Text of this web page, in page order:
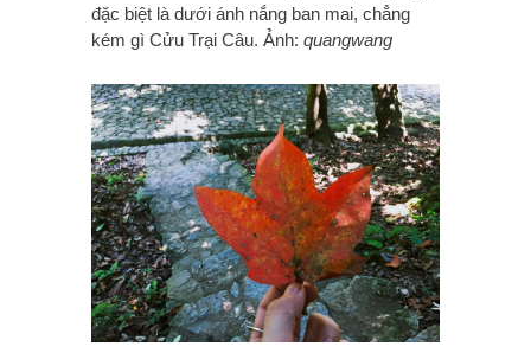
đặc biệt là dưới ánh nắng ban mai, chẳng
kém gì Cửu Trại Câu. Ảnh: quangwang